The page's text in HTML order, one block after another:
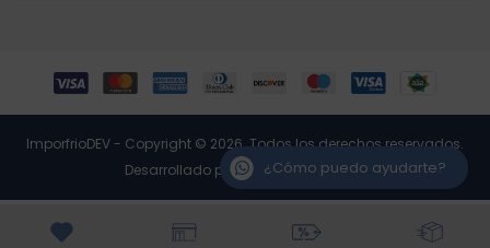
ImporfrioDEV - Copyright © 2026. Todos los derechos reservados.
Desarrollado por RP3 Retail Software
¿Cómo puedo ayudarte?